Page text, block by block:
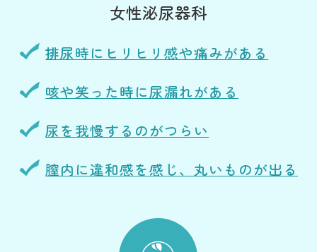
女性泌尿器科
排尿時にヒリヒリ感や痛みがある
咳や笑った時に尿漏れがある
尿を我慢するのがつらい
膣内に違和感を感じ、丸いものが出る